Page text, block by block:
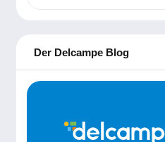
Der Delcampe Blog